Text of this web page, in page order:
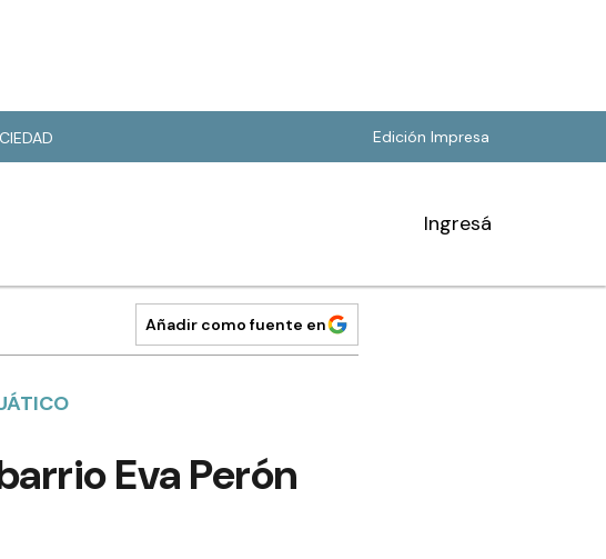
Edición Impresa
Ingresá
Añadir como fuente en
Eva Perón